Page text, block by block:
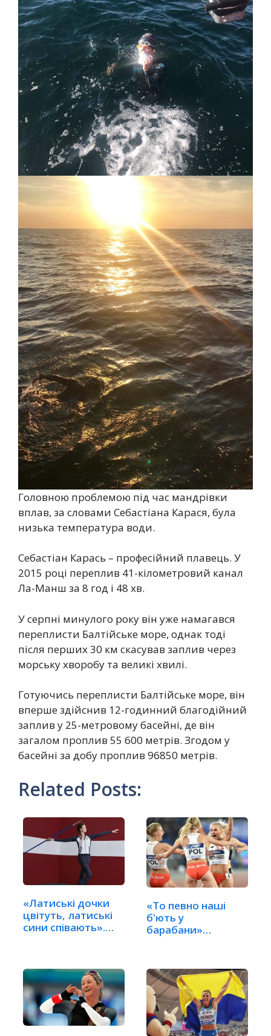
Головною проблемою під час мандрівки
вплав, за словами Себастіана Карася, була
низька температура води.
Себастіан Карась – професійний плавець. У
2015 році переплив 41-кілометровий канал
Ла-Манш за 8 год і 48 хв.
У серпні минулого року він уже намагався
переплисти Балтійське море, однак тоді
після перших 30 км скасував заплив через
морську хворобу та великі хвилі.
Готуючись переплисти Балтійське море, він
вперше здійснив 12-годинний благодійний
заплив у 25-метровому басейні, де він
загалом проплив 55 600 метрів. Згодом у
басейні за добу проплив 96850 метрів.
Related Posts:
«Латиські дочки
цвітуть, латиські
сини співають».…
«То певно наші
б'ють у
барабани»…